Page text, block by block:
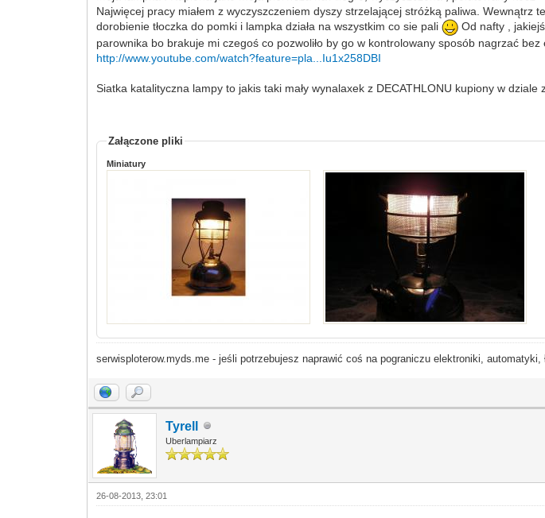
Najwięcej pracy miałem z wyczyszczeniem dyszy strzelającej stróżką paliwa. Wewnątrz
dorobienie tłoczka do pomki i lampka działa na wszystkim co sie pali
Od nafty ,
parownika bo brakuje mi czegoś co pozwoliło by go w kontrolowany sposób nagrzać
http://www.youtube.com/watch?feature=pla...Iu1x258DBI
Siatka katalityczna lampy to jakis taki mały wynalaxek z DECATHLONU kupiony w
Załączone pliki
Miniatury
serwisploterow.myds.me - jeśli potrzebujesz naprawić coś na pograniczu elektroniki,
Tyrell
Uberlampiarz
26-08-2013, 23:01